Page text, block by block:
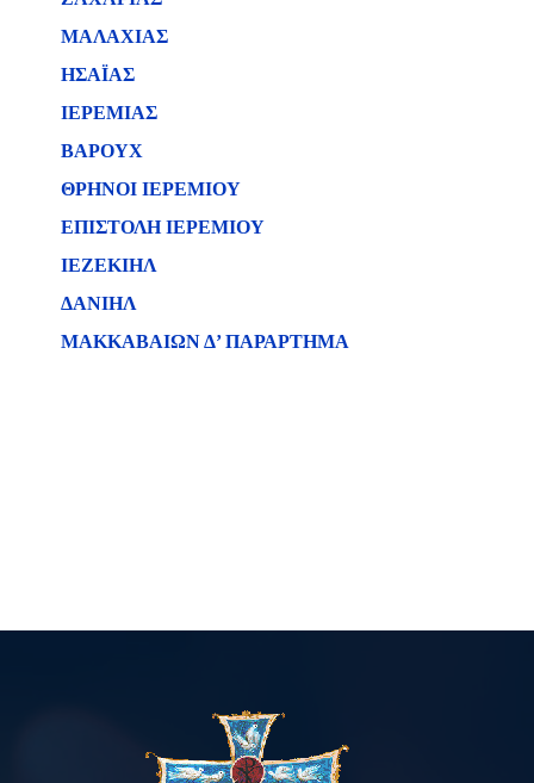
ΜΑΛΑΧΙΑΣ
ΗΣΑΪΑΣ
ΙΕΡΕΜΙΑΣ
ΒΑΡΟΥΧ
ΘΡΗΝΟΙ ΙΕΡΕΜΙΟΥ
ΕΠΙΣΤΟΛΗ ΙΕΡΕΜΙΟΥ
ΙΕΖΕΚΙΗΛ
ΔΑΝΙΗΛ
ΜΑΚΚΑΒΑΙΩΝ Δ’ ΠΑΡΑΡΤΗΜΑ